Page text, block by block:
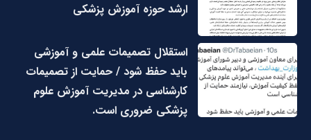
ارشد حوزه آموزش پزشکی
استقلال تصمیمات علمی و آموزشی
باید حفظ شود / حمایت از تصمیمات
کارشناسی در مدیریت آموزش علوم
پزشکی ضروری است.